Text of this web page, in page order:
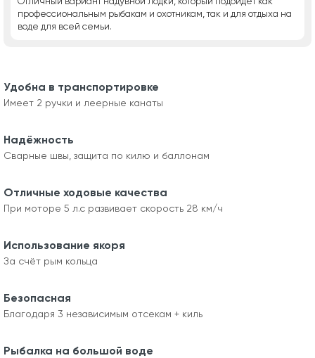
профессиональным рыбакам и охотникам, так и для отдыха на
воде для всей семьи.
Удобна в транспортировке
Имеет 2 ручки и леерные канаты
Надёжность
Сварные швы, защита по килю и баллонам
Отличные ходовые качества
При моторе 5 л.с развивает скорость 28 км/ч
Использование якоря
За счёт рым кольца
Безопасная
Благодаря 3 независимым отсекам + киль
Рыбалка на большой воде